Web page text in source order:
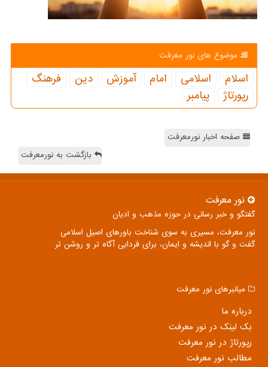
موضوع های نور معرفت
اسلام اسلامی امام آموزش دین
فرهنگ
رپورتاژ
پیامبر
صفحه اخبار نورمعرفت
بازگشت به نورمعرفت
نور معرفت
گفتگو و خبر رسانی در حوزه مذهب و ادیان
نور معرفت، مسیری به سوی شناخت باورهای اصیل اسلامی
گفت و گو با اندیشه و ایمان، برای فردایی آگاه تر و روشن تر
میانبرهای نور معرفت
درباره ما
بک لینک در نور معرفت
رپورتاژ در نور معرفت
مطالب نور معرفت